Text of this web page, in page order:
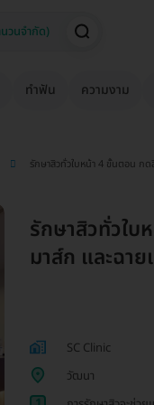
ทำฟัน ความงาม
รักษาสิวทั่วใบหน้า 4 ขั้นตอน ก
รักษาสิวทั่วใบ
มาส์ก และฉา
SC Clinic
วัฒนา